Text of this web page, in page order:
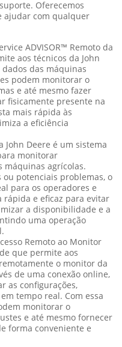
Oferecemos
ajudar com qualquer
ADVISOR™ Remoto da
aos técnicos da John
das máquinas
podem monitorar o
e até mesmo fazer
fisicamente presente na
mais rápida às
a eficiência
John Deere é um sistema
monitorar
máquinas agrícolas.
ou potenciais problemas, o
para os operadores e
e eficaz para evitar
a disponibilidade e a
uma operação
Remoto ao Monitor
que permite aos
o monitor da
de uma conexão online,
as configurações,
tempo real. Com essa
monitorar o
e até mesmo fornecer
forma conveniente e